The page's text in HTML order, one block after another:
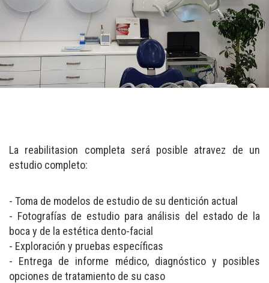
La reabilitasion completa será posible atravez de un
estudio completo:
- Toma de modelos de estudio de su dentición actual
- Fotografías de estudio para análisis del estado de la
boca y de la estética dento-facial
- Exploración y pruebas específicas
- Entrega de informe médico, diagnóstico y posibles
opciones de tratamiento de su caso